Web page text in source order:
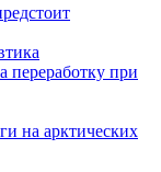
при
на арктических